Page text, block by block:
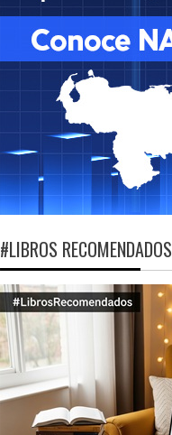
#LIBROS RECOMENDADOS